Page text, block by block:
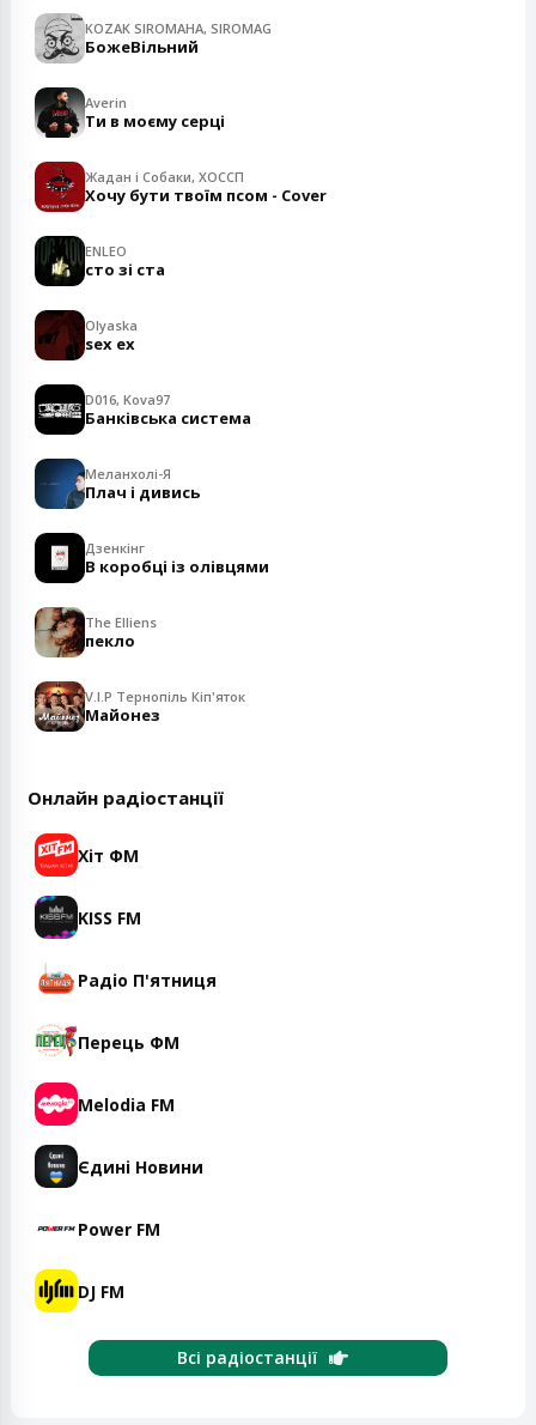
KOZAK SIROMAHA, SIROMAG
БожеВільний
Averin
Ти в моєму серці
Жадан і Собаки, ХОССП
Хочу бути твоїм псом - Cover
ENLEO
сто зі ста
Olyaska
sex ex
D016, Kova97
Банківська система
Меланхолі-Я
Плач і дивись
Дзенкінг
В коробці із олівцями
The Elliens
пекло
V.I.P Тернопіль Кіп'яток
Майонез
Онлайн радіостанції
Хіт ФМ
KISS FM
Радіо П'ятниця
Перець ФМ
Melodia FM
Єдині Новини
Power FM
DJ FM
Всі радіостанції